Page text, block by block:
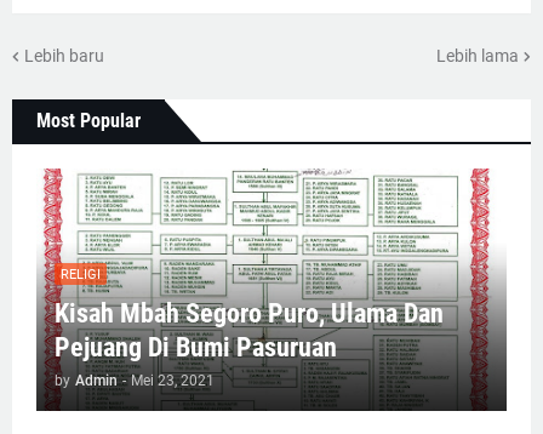
Lebih baru Lebih lama
Most Popular
RELIGI
Kisah Mbah Segoro Puro, Ulama Dan
Pejuang Di Bumi Pasuruan
by Admin - Mei 23, 2021